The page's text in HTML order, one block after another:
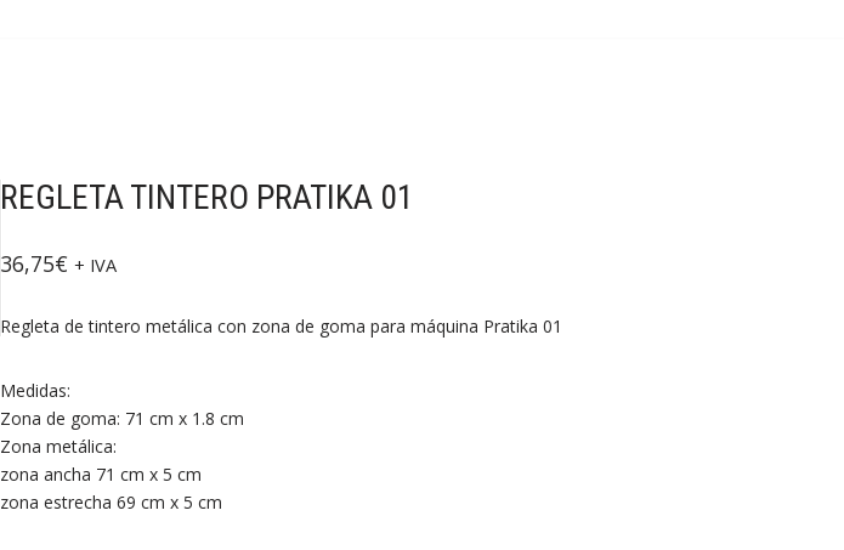
REGLETA TINTERO PRATIKA 01
36,75€ + IVA
Regleta de tintero metálica con zona de goma para máquina Pratika 01
Medidas:
Zona de goma: 71 cm x 1.8 cm
Zona metálica:
zona ancha 71 cm x 5 cm
zona estrecha 69 cm x 5 cm